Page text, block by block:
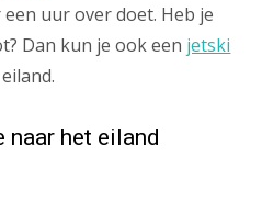
uur over doet. Heb je
Dan kun je ook een jetski
naar het eiland